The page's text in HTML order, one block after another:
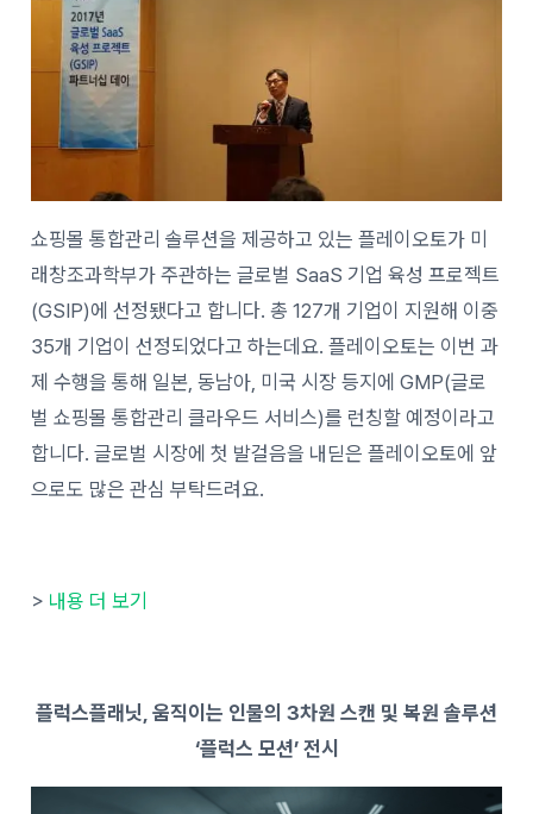
쇼핑몰 통합관리 솔루션을 제공하고 있는 플레이오토가 미
래창조과학부가 주관하는 글로벌 SaaS 기업 육성 프로젝트
(GSIP)에 선정됐다고 합니다. 총 127개 기업이 지원해 이중
35개 기업이 선정되었다고 하는데요. 플레이오토는 이번 과
제 수행을 통해 일본, 동남아, 미국 시장 등지에 GMP(글로
벌 쇼핑몰 통합관리 클라우드 서비스)를 런칭할 예정이라고
합니다. 글로벌 시장에 첫 발걸음을 내딛은 플레이오토에 앞
으로도 많은 관심 부탁드려요.
> 내용 더 보기
플럭스플래닛, 움직이는 인물의 3차원 스캔 및 복원 솔루션
‘플럭스 모션’ 전시